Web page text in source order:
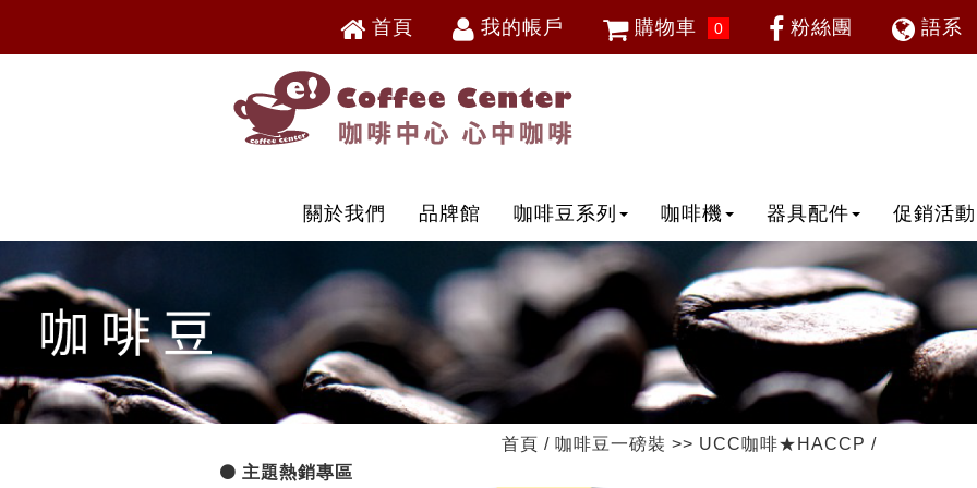
首頁 我的帳戶
忘記密碼
加入會員
VIP申請
購物車 0 粉絲團 語系
關於我們 品牌館 咖啡豆系列 咖啡機 器具配件 促銷活動
主題熱銷專區
首頁 / 咖啡豆一磅裝 >> UCC咖啡★HACCP /